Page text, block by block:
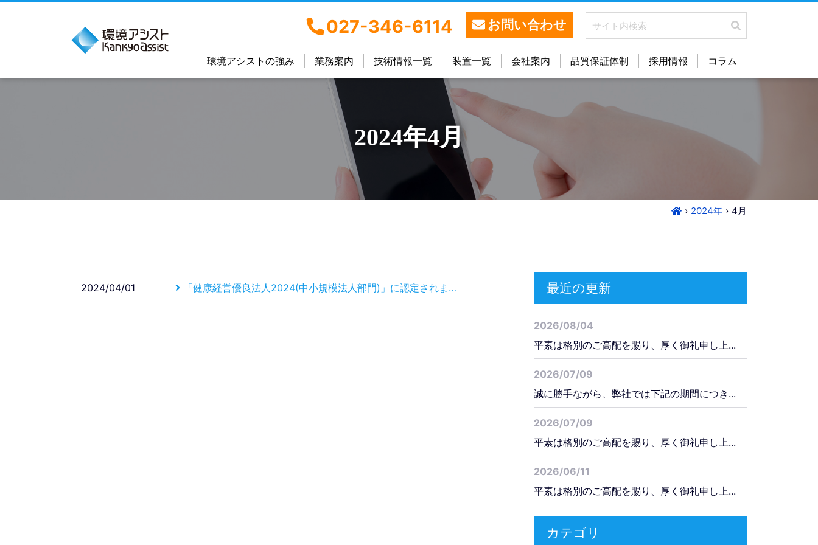
027-346-6114 お問い合わせ
環境アシストの強み 業務案内 技術情報一覧 装置一覧 会社案内 品質保証体制 採用情報 コラム
2024年4月
2024年 4月
2024/04/01 「健康経営優良法人2024(中小規模法人部門)」に認定されま… 最近の更新
2026/08/04
平素は格別のご高配を賜り、厚く御礼申し上...
2026/07/09
誠に勝手ながら、弊社では下記の期間につき...
2026/07/09
平素は格別のご高配を賜り、厚く御礼申し上...
2026/06/11
平素は格別のご高配を賜り、厚く御礼申し上...
カテゴリ